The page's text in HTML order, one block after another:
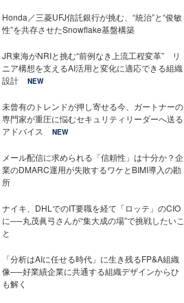
Honda／三菱UFJ信託銀行が挑む、“統治”と“俊敏
性”を共存させたSnowflake基盤構築
JR東海がNRIと挑む“前例なき上流工程変革” リ
ニア構想を支えるAI活用と変化に適応できる組織
設計
NEW
未曾有のトレンドが押し寄せる今、ガートナーの
専門家が重圧に悩むセキュリティリーダーへ送る
アドバイス
NEW
メール配信に求められる「信頼性」は十分か？企
業のDMARC運用が失敗するワケとBIMI導入の勘
所
ナイキ、DHLでのIT要職を経て「ロッテ」のCIO
に──丸茂眞弓さんが“集大成の場”で挑戦したいこ
と
「分析はAIに任せる時代」に生き残るFP&A組織
像──好業績企業に共通する組織デザインからひ
も解く